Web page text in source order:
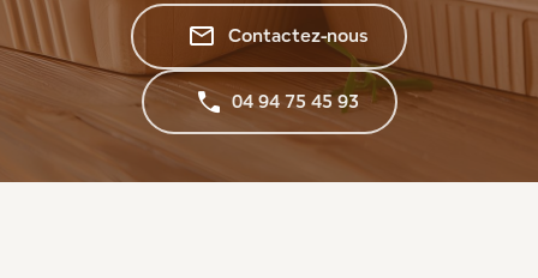
mail_outline Contactez-nous
04 94 75 45 93